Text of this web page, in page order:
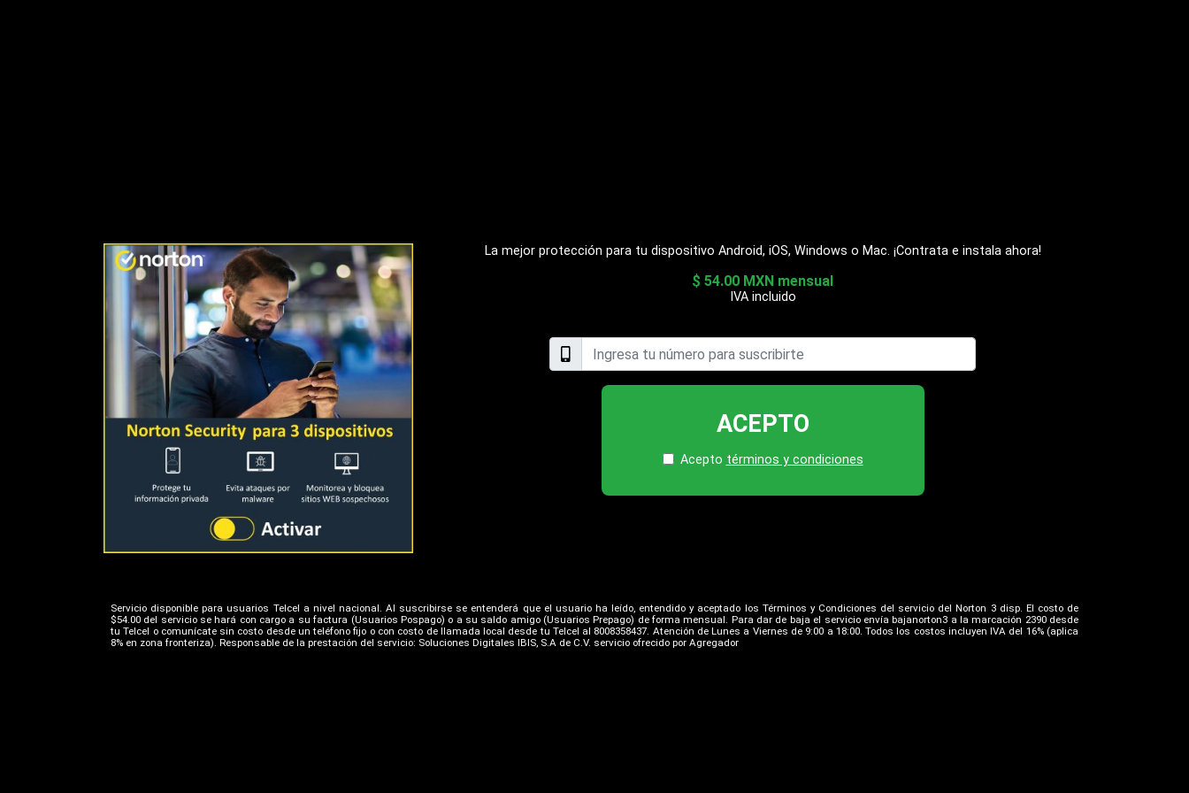
La mejor protección para tu dispositivo Android, iOS, Windows o Mac. ¡Contrata e instala ahora!
$ 54.00 MXN mensual
IVA incluido
ACEPTO
Acepto términos y condiciones
Servicio disponible para usuarios Telcel a nivel nacional. Al suscribirse se entenderá que el usuario ha leído, entendido y aceptado los Términos y Condiciones del servicio del Norton 3 disp. El costo de
$54.00 del servicio se hará con cargo a su factura (Usuarios Pospago) o a su saldo amigo (Usuarios Prepago) de forma mensual. Para dar de baja el servicio envía bajanorton3 a la marcación 2390 desde
tu Telcel o comunícate sin costo desde un teléfono fijo o con costo de llamada local desde tu Telcel al 8008358437. Atención de Lunes a Viernes de 9:00 a 18:00. Todos los costos incluyen IVA del 16% (aplica
8% en zona fronteriza). Responsable de la prestación del servicio: Soluciones Digitales IBIS, S.A de C.V. servicio ofrecido por Agregador